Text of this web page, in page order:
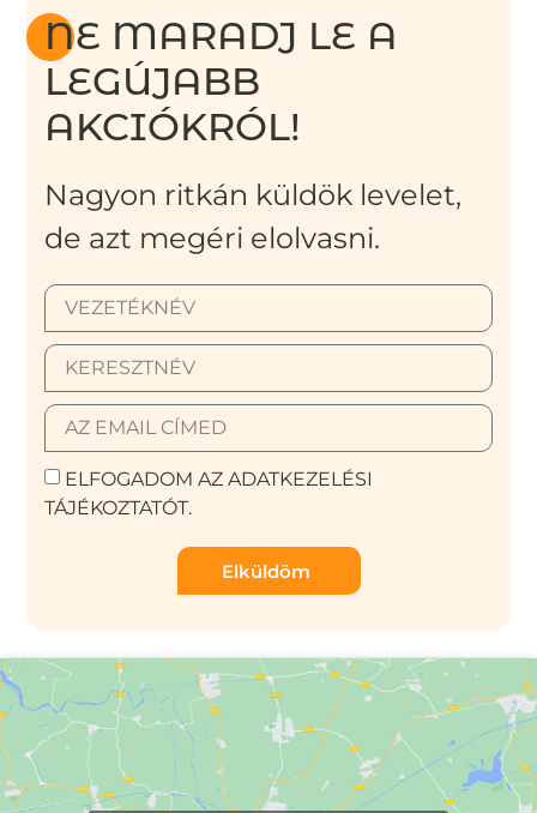
NE MARADJ LE A
LEGÚJABB
AKCIÓKRÓL!
Nagyon ritkán küldök levelet,
de azt megéri elolvasni.
ELFOGADOM AZ ADATKEZELÉSI
TÁJÉKOZTATÓT.
Elküldöm